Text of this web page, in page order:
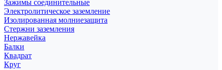
Зажимы соединительные
Электролитическое заземление
Изолированная молниезащита
Стержни заземления
Нержавейка
Балки
Квадрат
Круг